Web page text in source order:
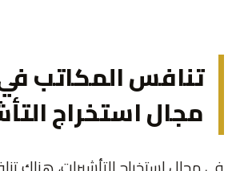
تنافس المكاتب
مجال استخراج